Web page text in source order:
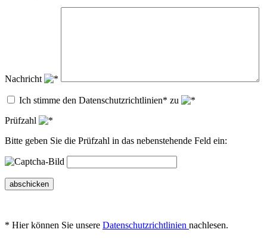
Nachricht
Ich stimme den Datenschutzrichtlinien* zu
Prüfzahl
Bitte geben Sie die Prüfzahl in das nebenstehende Feld ein:
abschicken
* Hier können Sie unsere Datenschutzrichtlinien nachlesen.